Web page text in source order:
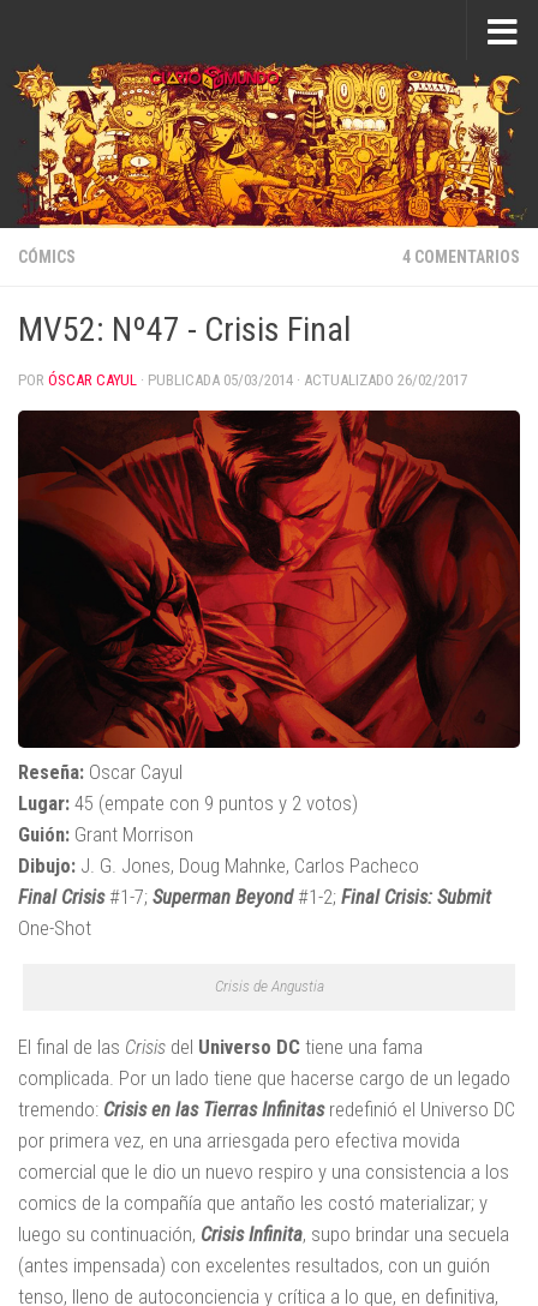
CÓMICS 4 COMENTARIOS
MV52: Nº47 - Crisis Final
POR ÓSCAR CAYUL · PUBLICADA 05/03/2014 · ACTUALIZADO 26/02/2017
Reseña: Oscar Cayul
Lugar: 45 (empate con 9 puntos y 2 votos)
Guión: Grant Morrison
Dibujo: J. G. Jones, Doug Mahnke, Carlos Pacheco
Final Crisis#1-7; Superman Beyond#1-2; Final Crisis: Submit
One-Shot
Crisis de Angustia
El final de las Crisis del Universo DC tiene una fama
complicada. Por un lado tiene que hacerse cargo de un legado
tremendo: Crisis en las Tierras Infinitasredefinió el Universo DC
por primera vez, en una arriesgada pero efectiva movida
comercial que le dio un nuevo respiro y una consistencia a los
comics de la compañía que antaño les costó materializar; y
luego su continuación, Crisis Infinita, supo brindar una secuela
(antes impensada) con excelentes resultados, con un guión
tenso, lleno de autoconciencia y crítica a lo que, en definitiva,